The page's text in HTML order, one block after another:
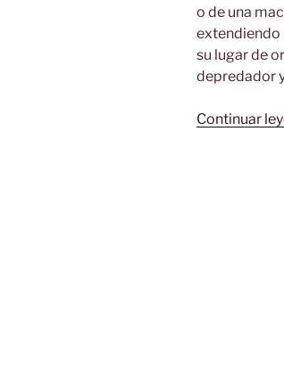
o de una
extendiendo
su lugar de
depredador
Continuar